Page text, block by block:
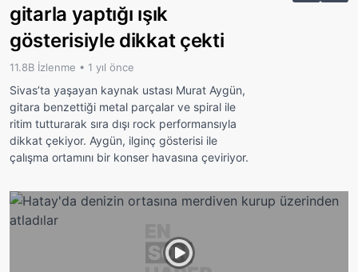
gitarla yaptığı ışık
gösterisiyle dikkat çekti
11.8B İzlenme • 1 yıl önce
Sivas’ta yaşayan kaynak ustası Murat Aygün,
gitara benzettiği metal parçalar ve spiral ile
ritim tutturarak sıra dışı rock performansıyla
dikkat çekiyor. Aygün, ilginç gösterisi ile
çalışma ortamını bir konser havasına çeviriyor.